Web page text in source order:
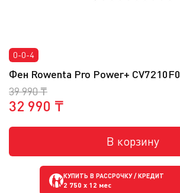
0-0-4
Фен Rowenta Pro Power+ CV7210F0
39 990 ₸
32 990 ₸
В корзину
КУПИТЬ В РАССРОЧКУ / КРЕДИТ
2 750 x 12 мес